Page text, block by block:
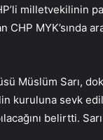
milletvekilinin
CHP MYK’sında
Müslüm Sarı,
kuruluna sevk
belirtti.